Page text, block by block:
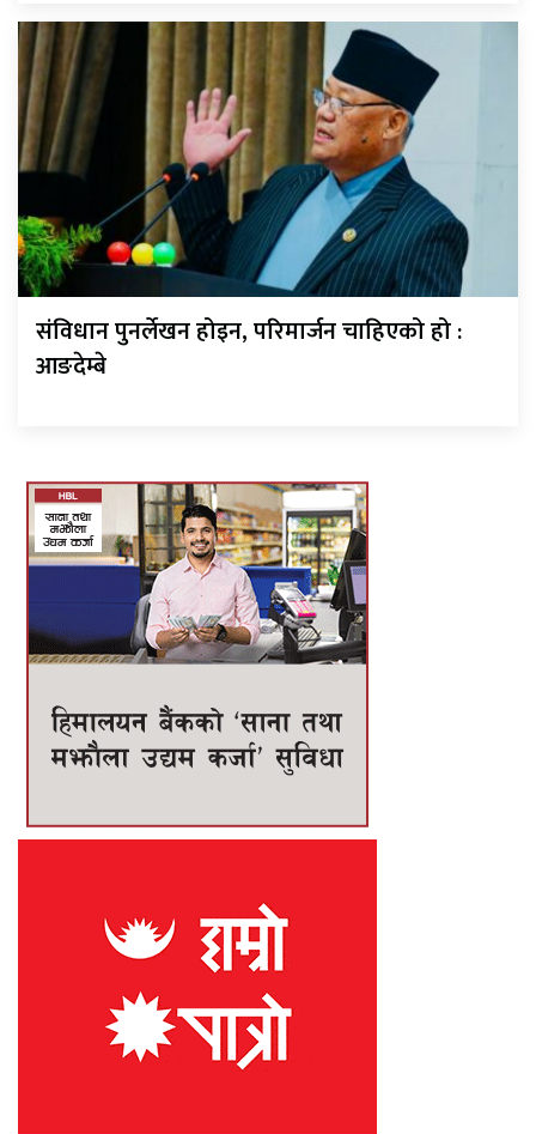
संविधान पुनर्लेखन होइन, परिमार्जन चाहिएको हो :
आङदेम्बे